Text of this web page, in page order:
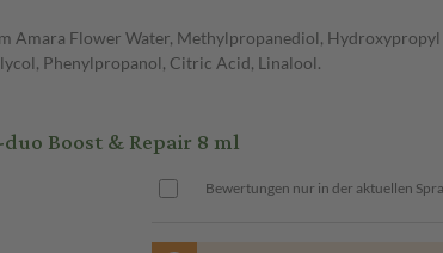
Amara Flower Water, Methylpropanediol,
Phenylpropanol, Citric Acid, Linalool.
Boost & Repair 8 ml
Bewertungen nur in der aktuellen